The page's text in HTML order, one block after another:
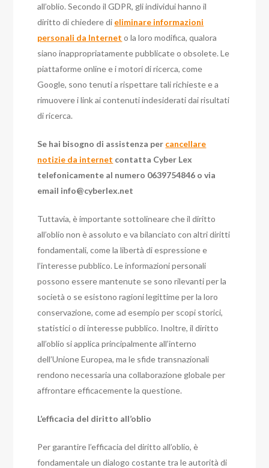
all’oblio. Secondo il GDPR, gli individui hanno il
diritto di chiedere di eliminare informazioni
personali da Internet o la loro modifica, qualora
siano inappropriatamente pubblicate o obsolete. Le
piattaforme online e i motori di ricerca, come
Google, sono tenuti a rispettare tali richieste e a
rimuovere i link ai contenuti indesiderati dai risultati
di ricerca.
Se hai bisogno di assistenza per cancellare
notizie da internet contatta Cyber Lex
telefonicamente al numero 0639754846 o via
email info@cyberlex.net
Tuttavia, è importante sottolineare che il diritto
all’oblio non è assoluto e va bilanciato con altri diritti
fondamentali, come la libertà di espressione e
l’interesse pubblico. Le informazioni personali
possono essere mantenute se sono rilevanti per la
società o se esistono ragioni legittime per la loro
conservazione, come ad esempio per scopi storici,
statistici o di interesse pubblico. Inoltre, il diritto
all’oblio si applica principalmente all’interno
dell’Unione Europea, ma le sfide transnazionali
rendono necessaria una collaborazione globale per
affrontare efficacemente la questione.
L’efficacia del diritto all’oblio
Per garantire l’efficacia del diritto all’oblio, è
fondamentale un dialogo costante tra le autorità di